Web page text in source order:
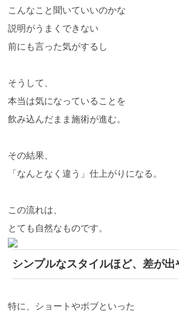
こんなこと聞いていいのかな
説明がうまくできない
前にも言った気がするし
そうして、
本当は気になっていることを
飲み込んだまま施術が進む。
その結果、
「なんとなく違う」仕上がりになる。
この流れは、
とても自然なものです。
シンプルなスタイルほど、差が出
特に、ショートやボブといった